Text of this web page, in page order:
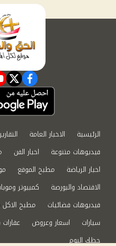
الرئيسية الاخبار العامة
فيديوهات متنوعة
اخبار الفن
اخبار الرياضة
مطبخ الموقع
الاقتصاد والبورصة
كمبيوتر
فيديوهات فضائيات
مطبخ
سيارات
اسعار وعروض
حظك اليوم